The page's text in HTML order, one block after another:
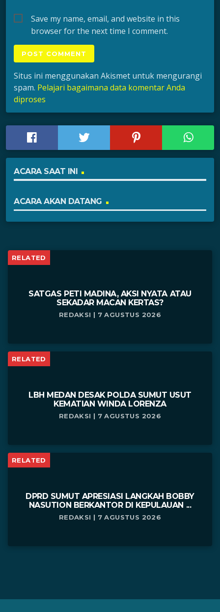
Save my name, email, and website in this
browser for the next time I comment.
Situs ini menggunakan Akismet untuk mengurangi
spam. Pelajari bagaimana data komentar Anda
diproses
ACARA SAAT INI
ACARA AKAN DATANG
RELATED
SATGAS PETI MADINA, AKSI NYATA ATAU
SEKADAR MACAN KERTAS?
REDAKSI | 7 AGUSTUS 2026
RELATED
LBH MEDAN DESAK POLDA SUMUT USUT
KEMATIAN WINDA LORENZA
REDAKSI | 7 AGUSTUS 2026
RELATED
DPRD SUMUT APRESIASI LANGKAH BOBBY
NASUTION BERKANTOR DI KEPULAUAN ...
REDAKSI | 7 AGUSTUS 2026